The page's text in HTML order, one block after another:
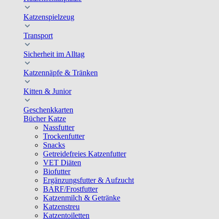
Katzenspielzeug
Transport
Sicherheit im Alltag
Katzennäpfe & Tränken
Kitten & Junior
Geschenkkarten
Bücher Katze
Nassfutter
Trockenfutter
Snacks
Getreidefreies Katzenfutter
VET Diäten
Biofutter
Ergänzungsfutter & Aufzucht
BARF/Frostfutter
Katzenmilch & Getränke
Katzenstreu
Katzentoiletten